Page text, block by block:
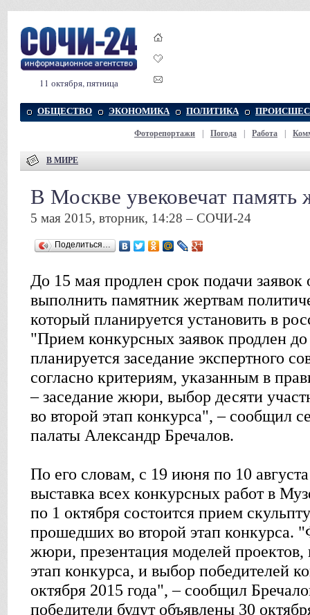
11 октября, пятница
ОБЩЕСТВО ЭКОНОМИКА ПОЛИТИКА
Фоторепортажи Погода Работа
В МИРЕ
В Москве увековечат память
5 мая 2015, вторник, 14:28 – СОЧИ-24
Поделиться…
До 15 мая продлен срок подачи
выполнить памятник жертвам
который планируется установить в
"Прием конкурсных заявок продлен
планируется заседание экспертного
согласно критериям, указанным в
– заседание жюри, выбор десяти
во второй этап конкурса", – сообщил
палаты Александр Бречалов.
По его словам, с 19 июня по 10 августа
выставка всех конкурсных работ в
по 1 октября состоится прием
прошедших во второй этап конкурса.
жюри, презентация моделей
этап конкурса, и выбор победителей
октября 2015 года", – сообщил
победители будут объявлены 30